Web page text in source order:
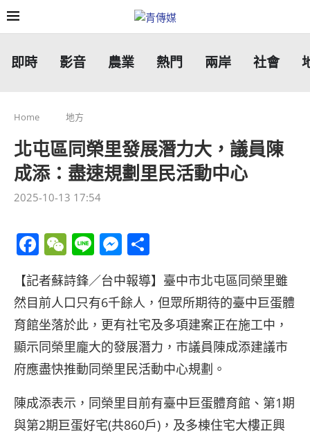
即時 影音 農業 熱門 兩岸 社會
Home 地方
北屯區同榮里發展潛力大，議員陳
成添：盡速規劃里民活動中心
2025-10-13 17:54
Facebook
WeChat
LineMessenger
享
【記者蘇詩鋒／台中報導】臺中市北屯區同榮里雖
然目前人口只有6千餘人，但眾所期待的臺中巨蛋體
育館坐落於此，更有社宅及多項建案正在施工中，
顯示同榮里龐大的發展潛力，市議員陳成添建議市
府應盡快推動同榮里民活動中心規劃。
陳成添表示，同榮里目前有臺中巨蛋體育館、第1期
與第2期巨蛋好宅(共860戶)，及多棟住宅大樓正興